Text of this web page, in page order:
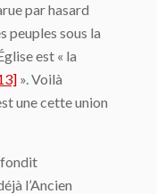
par hasard
peuples sous la
est « la
». Voilà
une cette union
l’Ancien